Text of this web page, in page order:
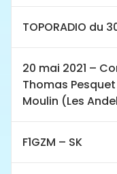
TOPORADIO du
20 mai 2021 –
Thomas Pesquet
Moulin (Les
F1GZM – SK